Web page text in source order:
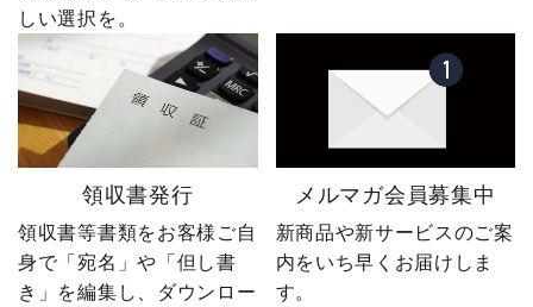
しい選択を。
領収書発行
領収書等書類をお客様ご自
身で「宛名」や「但し書
き」を編集し、ダウンロー
メルマガ会員募集中
新商品や新サービスのご案
内をいち早くお届けしま
す。